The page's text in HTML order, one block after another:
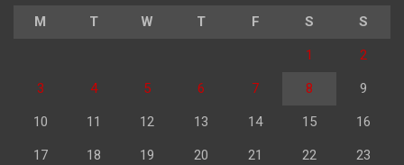
M T W T F S S
1 2
3 4 5 6 7 8 9
10 11 12 13 14 15 16
17 18 19 20 21 22 23